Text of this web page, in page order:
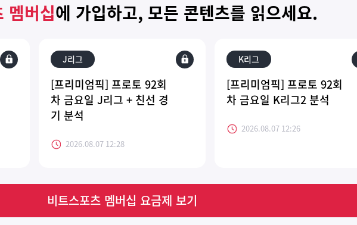
멤버십에 가입하고, 모든 콘텐츠를 읽으세요.
J리그
[프리미엄픽] 프로토 92회
차 금요일 J리그 + 친선 경
기 분석
2026.08.07 12:28
K리그
[프리미엄픽] 프로토 92회
차 금요일 K리그2 분석
2026.08.07 12:26
비트스포츠 멤버십 요금제 보기